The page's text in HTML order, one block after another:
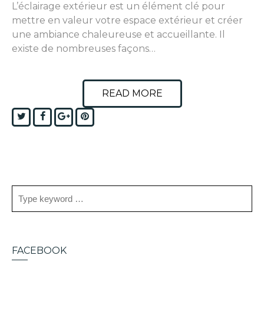
L’éclairage extérieur est un élément clé pour
mettre en valeur votre espace extérieur et créer
une ambiance chaleureuse et accueillante. Il
existe de nombreuses façons…
READ MORE
TwitterFacebook
Google+Pinterest
FACEBOOK